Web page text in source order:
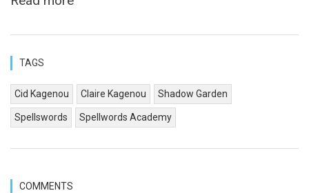
TAGS
Cid Kagenou Claire Kagenou Shadow Garden
Spellswords Spellwords Academy
COMMENTS